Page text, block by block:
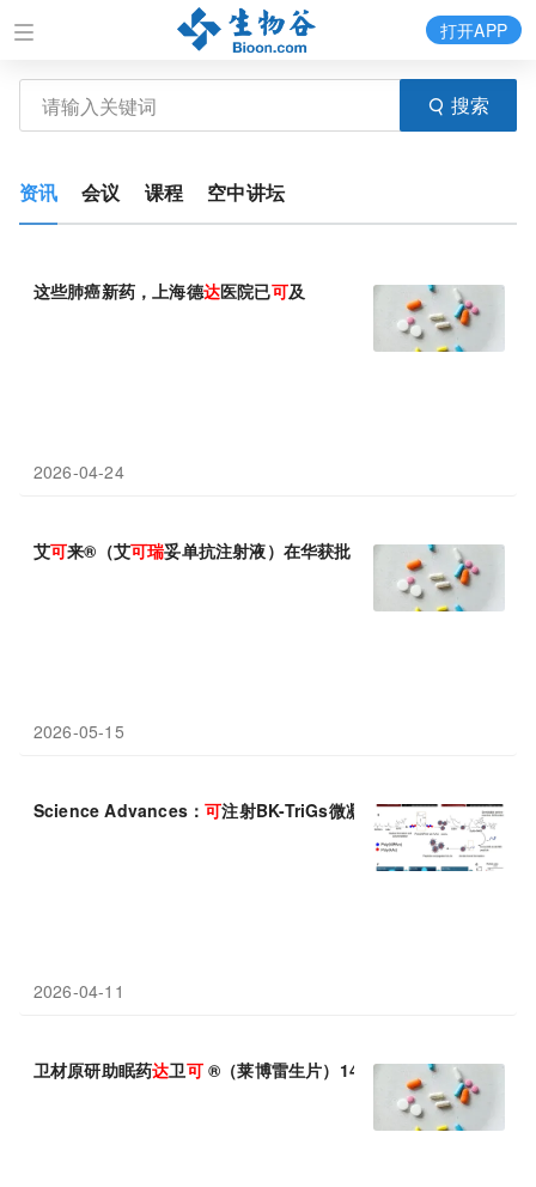
搜索
打开APP
资讯 会议 课程 空中讲坛
这些肺癌新药，上海德达医院已可及
2026-04-24
艾可来®（艾可瑞妥单抗注射液）在华获批，革新滤泡性淋巴瘤治
2026-05-15
Science Advances：可注射BK-TriGs微凝胶——减少婴儿手术
2026-04-11
卫材原研助眠药达卫可®（莱博雷生片）14 片新规格重磅上市